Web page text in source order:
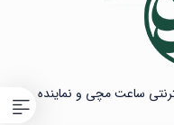
ساعت مچی و نماینده